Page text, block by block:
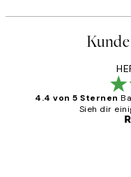
4.4 von 5 Sternen
Sieh dir